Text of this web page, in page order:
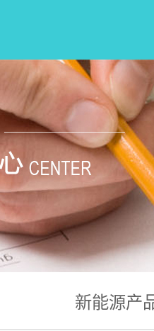
新能源产